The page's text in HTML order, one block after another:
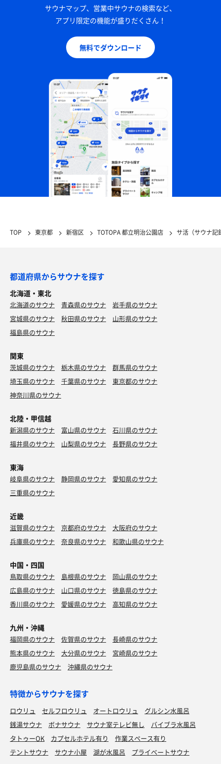
サウナマップ、営業中サウナの検索など、
アプリ限定の機能が盛りだくさん！
無料でダウンロード
TOP 東京都 新宿区 TOTOPA 都立明治公園店 サ活（サウナ記
都道府県からサウナを探す
北海道・東北
北海道のサウナ 青森県のサウナ
岩手県のサウナ
宮城県のサウナ
秋田県のサウナ
山形県のサウナ
福島県のサウナ
関東
茨城県のサウナ 栃木県のサウナ
群馬県のサウナ
埼玉県のサウナ
千葉県のサウナ
東京都のサウナ
神奈川県のサウナ
北陸・甲信越
新潟県のサウナ 富山県のサウナ
石川県のサウナ
福井県のサウナ
山梨県のサウナ 長野県のサウナ
東海
岐阜県のサウナ 静岡県のサウナ
愛知県のサウナ
三重県のサウナ
近畿
滋賀県のサウナ 京都府のサウナ
大阪府のサウナ
兵庫県のサウナ
奈良県のサウナ 和歌山県のサウナ
中国・四国
鳥取県のサウナ 島根県のサウナ
岡山県のサウナ
広島県のサウナ
山口県のサウナ
徳島県のサウナ
香川県のサウナ
愛媛県のサウナ 高知県のサウナ
九州・沖縄
福岡県のサウナ 佐賀県のサウナ
長崎県のサウナ
熊本県のサウナ
大分県のサウナ
宮崎県のサウナ
鹿児島県のサウナ
沖縄県のサウナ
特徴からサウナを探す
ロウリュ セルフロウリュ オートロウリュ
グルシン水風呂
銭湯サウナ
ボナサウナ サウナ室テレビ無し
バイブラ水風呂
タトゥーOK
カプセルホテル有り
作業スペース有り
テントサウナ
サウナ小屋 湖が水風呂 プライベートサウナ